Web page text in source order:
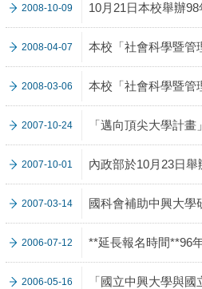
2008-10-09 10月21日本校舉辦
2008-04-07 本校「社會科學暨管
2008-03-06 本校「社會科學暨管
2007-10-24 「邁向頂尖大學計
2007-10-01 內政部於10月23日
2007-03-14 國科會補助中興大學
2006-07-12 **延長報名時間**96
2006-05-16 「國立中興大學與